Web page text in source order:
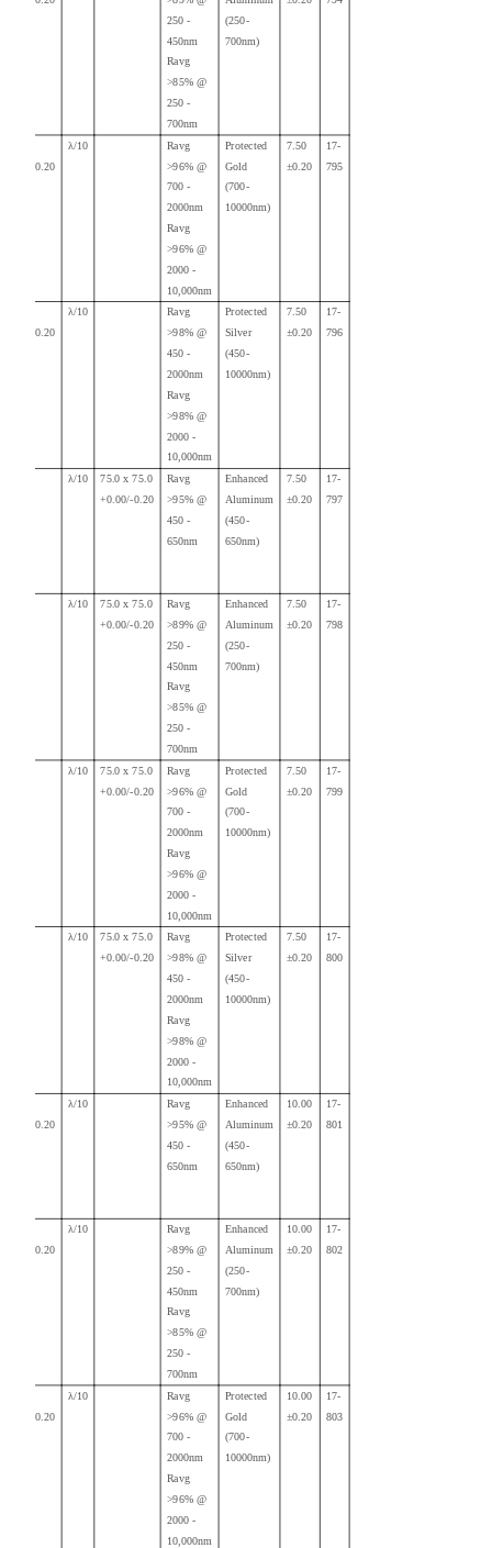
250 -
450nm
Ravg
>85% @
250 -
700nm
(250-
700nm)
+0.00/-0.20
λ/10 Ravg
>96% @
700 -
2000nm
Ravg
>96% @
2000 -
10,000nm
Protected
Gold
(700-
10000nm)
7.50
±0.20
17-
795
+0.00/-0.20
λ/10 Ravg
>98% @
450 -
2000nm
Ravg
>98% @
2000 -
10,000nm
Protected
Silver
(450-
10000nm)
7.50
±0.20
17-
796
λ/10 75.0 x 75.0
+0.00/-0.20
Ravg
>95% @
450 -
650nm
Enhanced
Aluminum
(450-
650nm)
7.50
±0.20
17-
797
λ/10 75.0 x 75.0
+0.00/-0.20
Ravg
>89% @
250 -
450nm
Ravg
>85% @
250 -
700nm
Enhanced
Aluminum
(250-
700nm)
7.50
±0.20
17-
798
λ/10 75.0 x 75.0
+0.00/-0.20
Ravg
>96% @
700 -
2000nm
Ravg
>96% @
2000 -
10,000nm
Protected
Gold
(700-
10000nm)
7.50
±0.20
17-
799
λ/10 75.0 x 75.0
+0.00/-0.20
Ravg
>98% @
450 -
2000nm
Ravg
>98% @
2000 -
10,000nm
Protected
Silver
(450-
10000nm)
7.50
±0.20
17-
800
+0.00/-0.20
λ/10
Ravg
>95% @
450 -
650nm
Enhanced
Aluminum
(450-
650nm)
10.00
±0.20
17-
801
+0.00/-0.20
λ/10 Ravg
>89% @
250 -
450nm
Ravg
>85% @
250 -
700nm
Enhanced
Aluminum
(250-
700nm)
10.00
±0.20
17-
802
+0.00/-0.20
λ/10 Ravg
>96% @
700 -
2000nm
Ravg
>96% @
2000 -
10,000nm
Protected
Gold
(700-
10000nm)
10.00
±0.20
17-
803